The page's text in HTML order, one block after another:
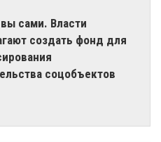
сами. Власти
создать фонд для
соцобъектов